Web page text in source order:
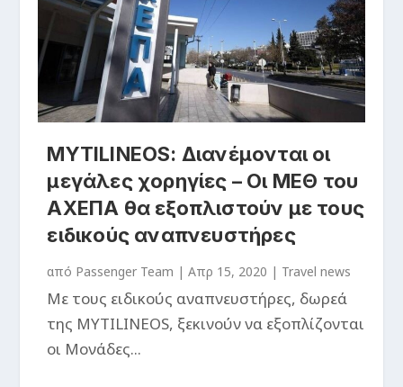
MYTILINEOS: Διανέμονται οι
μεγάλες χορηγίες – Οι ΜΕΘ του
ΑΧΕΠΑ θα εξοπλιστούν με τους
ειδικούς αναπνευστήρες
από Passenger Team |Απρ 15, 2020 | Travel news
Με τους ειδικούς αναπνευστήρες, δωρεά
της MYTILINEOS, ξεκινούν να εξοπλίζονται
οι Μονάδες...